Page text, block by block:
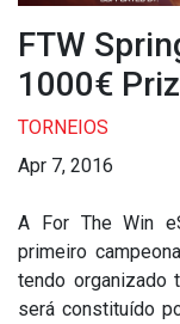
FTW
1000€
TORNEIOS
Apr 7, 2016
A For The Win
primeiro
tendo organizado
será constituído